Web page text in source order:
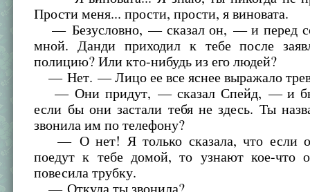
Прости меня... прости, прости, я виновата.
— Безусловно, — сказал он, — и перед
мной. Данди приходил к тебе после
полицию? Или кто-нибудь из его людей?
— Нет. — Лицо ее все яснее выражало
— Они придут, — сказал Спейд, — и
если бы они застали тебя не здесь. Ты
звонила им по телефону?
— О нет! Я только сказала, что если
поедут к тебе домой, то узнают кое-что
повесила трубку.
— Откуда ты звонила?